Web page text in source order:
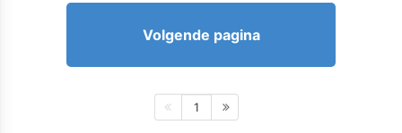
Volgende pagina
1